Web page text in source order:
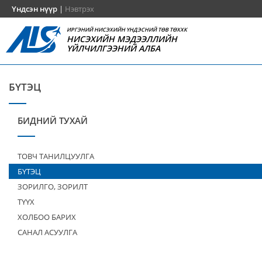
Үндсэн нүүр | Нэвтрэх
ИРГЭНИЙ НИСЭХИЙН ҮНДЭСНИЙ ТӨВ ТӨХХК
НИСЭХИЙН МЭДЭЭЛЛИЙН
ҮЙЛЧИЛГЭЭНИЙ АЛБА
БҮТЭЦ
БИДНИЙ ТУХАЙ
ТОВЧ ТАНИЛЦУУЛГА
БҮТЭЦ
ЗОРИЛГО, ЗОРИЛТ
ТҮҮХ
ХОЛБОО БАРИХ
САНАЛ АСУУЛГА